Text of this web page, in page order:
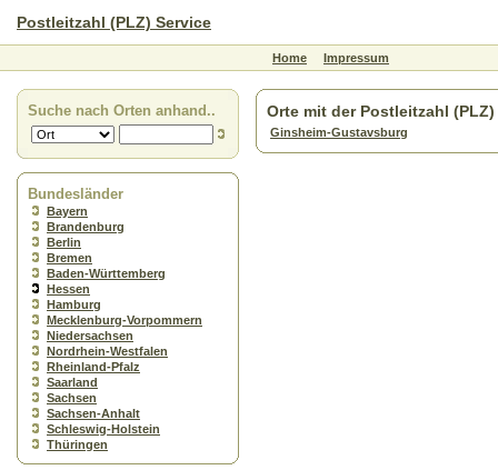
Postleitzahl (PLZ) Service
Home Impressum
Suche nach Orten anhand..
Bundesländer
Bayern
Brandenburg
Berlin
Bremen
Baden-Württemberg
Hessen
Hamburg
Mecklenburg-Vorpommern
Niedersachsen
Nordrhein-Westfalen
Rheinland-Pfalz
Saarland
Sachsen
Sachsen-Anhalt
Schleswig-Holstein
Thüringen
Orte mit der Postleitzahl (PLZ)
Ginsheim-Gustavsburg